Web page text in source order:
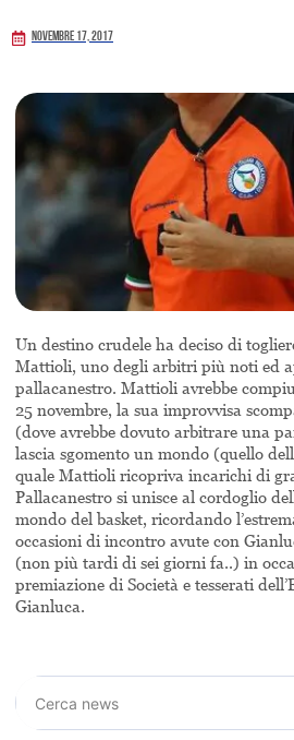
Novembre 17, 2017
Un destino crudele ha deciso di
Mattioli, uno degli arbitri più noti ed
pallacanestro. Mattioli avrebbe
25 novembre, la sua improvvisa
(dove avrebbe dovuto arbitrare una
lascia sgomento un mondo (quello
quale Mattioli ricopriva incarichi di
Pallacanestro si unisce al cordoglio
mondo del basket, ricordando
occasioni di incontro avute con
(non più tardi di sei giorni fa..) in
premiazione di Società e tesserati
Gianluca.